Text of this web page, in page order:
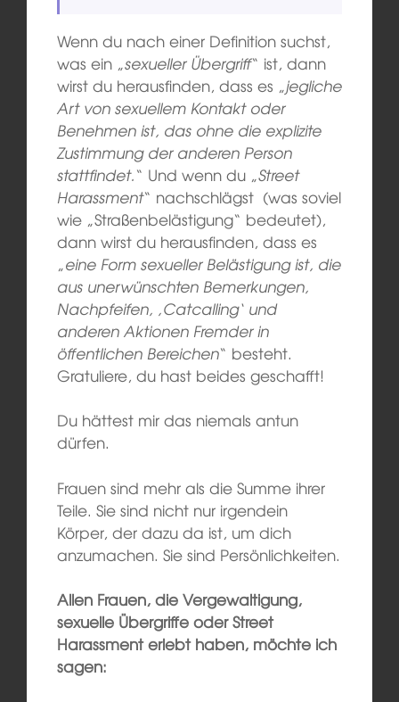
Wenn du nach einer Definition suchst,
was ein „sexueller Übergriff“ ist, dann
wirst du herausfinden, dass es „jegliche
Art von sexuellem Kontakt oder
Benehmen ist, das ohne die explizite
Zustimmung der anderen Person
stattfindet.“ Und wenn du „Street
Harassment“ nachschlägst (was soviel
wie „Straßenbelästigung“ bedeutet),
dann wirst du herausfinden, dass es
„eine Form sexueller Belästigung ist, die
aus unerwünschten Bemerkungen,
Nachpfeifen, ‚Catcalling‘ und
anderen Aktionen Fremder in
öffentlichen Bereichen“ besteht.
Gratuliere, du hast beides geschafft!
Du hättest mir das niemals antun
dürfen.
Frauen sind mehr als die Summe ihrer
Teile. Sie sind nicht nur irgendein
Körper, der dazu da ist, um dich
anzumachen. Sie sind Persönlichkeiten.
Allen Frauen, die Vergewaltigung,
sexuelle Übergriffe oder Street
Harassment erlebt haben, möchte ich
sagen: